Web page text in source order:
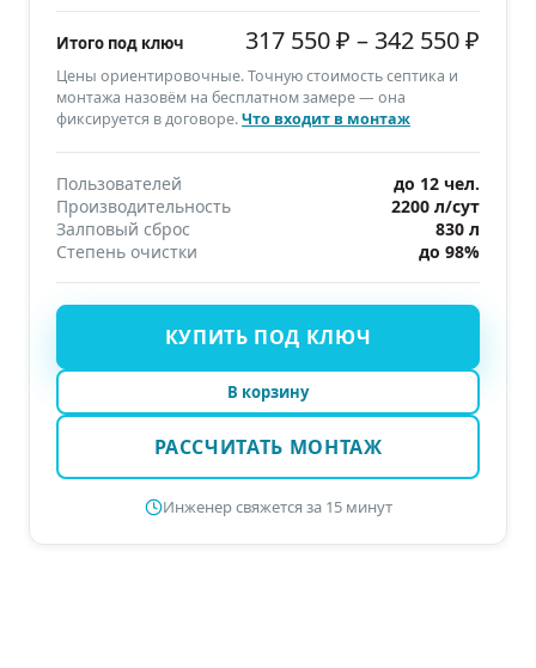
Итого под ключ 317 550 ₽ – 342 550 ₽
Цены ориентировочные. Точную стоимость септика и
монтажа назовём на бесплатном замере — она
фиксируется в договоре.Что входит в монтаж
Пользователей
до 12 чел.
Производительность
2200 л/сут
Залповый сброс
830 л
Степень очистки
до 98%
КУПИТЬ ПОД КЛЮЧ
В корзину
РАССЧИТАТЬ МОНТАЖ
Инженер свяжется за 15 минут